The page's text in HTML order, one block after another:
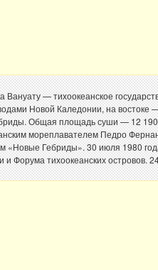
— тихоокеанское
Новой Каледонии, на
Общая площадь суши — 12
мореплавателем Педро
Гебриды». 30 июля 1980
тихоокеанских островов.